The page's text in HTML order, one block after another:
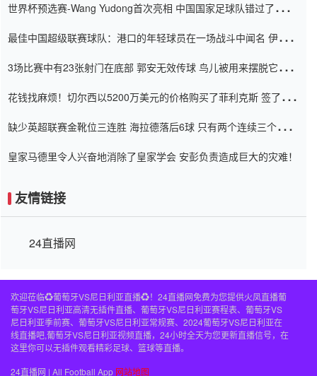
世界杯预选赛-Wang Yudong首次亮相 中国国家足球队错过了世界
最佳中国超级联赛球队：港口的年轻球员在一场战斗中闻名 伊万放
3场比赛中有23张射门在底部 郭安无效传球 鸟儿被用来摆脱它
花钱找麻烦！切尔西以5200万美元的价格购买了菲利克斯 签了7年
缺少英超联赛金靴位三连胜 海拉德落后6球 只有两个连续三个连续
皇家马德里令人兴奋地消除了皇家学会 安彭负责造成巨大的灾难！
友情链接
24直播网
欢迎莅临♻️葡萄牙VS尼日利亚直播♻️！24直播网免费为您提供火凤直播葡
萄牙VS尼日利亚高清无插件直播、葡萄牙VS尼日利亚赛程表、葡萄牙VS
尼日利亚季前赛、葡萄牙VS尼日利亚常规赛、2024葡萄牙VS尼日利亚在
线直播吧,葡萄牙VS尼日利亚视频直播，24小时全天为您更新直播信号，在
这里你可以无插件观看精彩足球、篮球等直播。
24直播网 | All Football App 网站地图